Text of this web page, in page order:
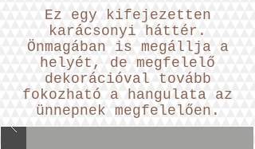
Ez egy kifejezetten
karácsonyi háttér.
Önmagában is megállja a
helyét, de megfelelő
dekorációval tovább
fokozható a hangulata az
ünnepnek megfelelően.